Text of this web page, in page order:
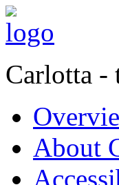
Carlotta -
About